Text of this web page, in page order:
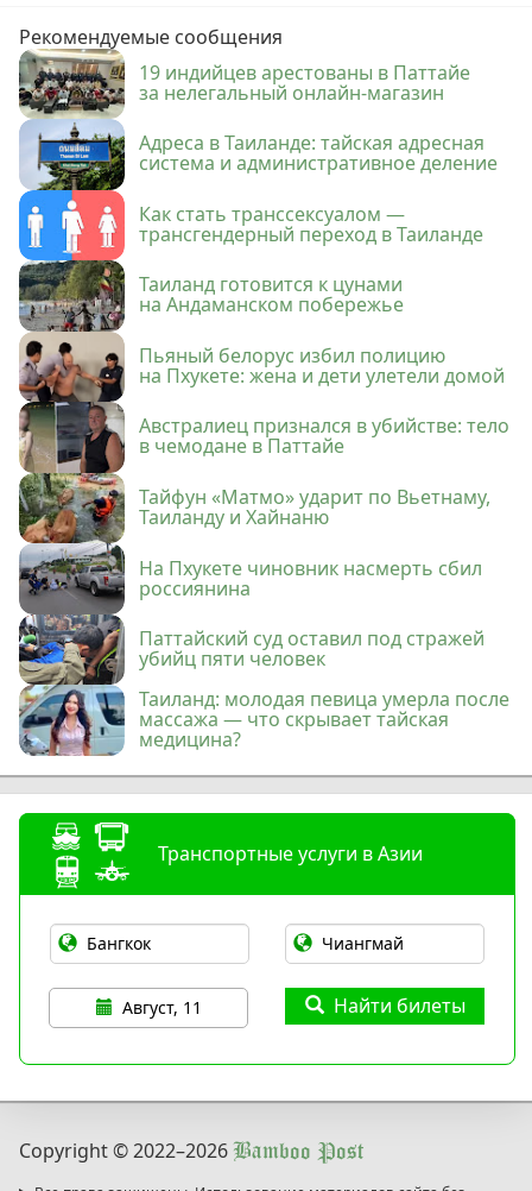
Рекомендуемые сообщения
19 индийцев арестованы в Паттайе
за нелегальный онлайн-магазин
Адреса в Таиланде: тайская адресная
система и административное деление
Как стать транссексуалом —
трансгендерный переход в Таиланде
Таиланд готовится к цунами
на Андаманском побережье
Пьяный белорус избил полицию
на Пхукете: жена и дети улетели домой
Австралиец признался в убийстве: тело
в чемодане в Паттайе
Тайфун «Матмо» ударит по Вьетнаму,
Таиланду и Хайнаню
На Пхукете чиновник насмерть сбил
россиянина
Паттайский суд оставил под стражей
убийц пяти человек
Таиланд: молодая певица умерла после
массажа — что скрывает тайская
медицина?
Транспортные услуги в Азии
Август, 11 Найти билеты
Copyright © 2022–2026 Bamboo Post